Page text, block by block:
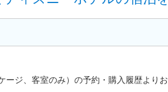
ジ、客室のみ）の予約・購入履歴より